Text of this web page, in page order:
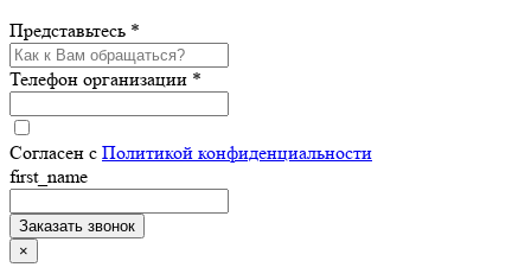
Представьтесь *
Телефон организации *
Согласен с Политикой конфиденциальности
first_name
×